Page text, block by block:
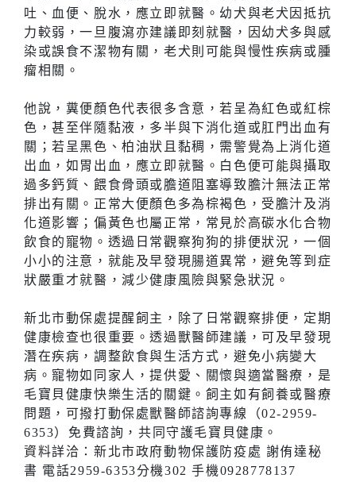
吐、血便、脫水，應立即就醫。幼犬與老犬因抵抗
力較弱，一旦腹瀉亦建議即刻就醫，因幼犬多與感
染或誤食不潔物有關，老犬則可能與慢性疾病或腫
瘤相關。
他說，糞便顏色代表很多含意，若呈為紅色或紅棕
色，甚至伴隨黏液，多半與下消化道或肛門出血有
關；若呈黑色、柏油狀且黏稠，需警覺為上消化道
出血，如胃出血，應立即就醫。白色便可能與攝取
過多鈣質、餵食骨頭或膽道阻塞導致膽汁無法正常
排出有關。正常大便顏色多為棕褐色，受膽汁及消
化道影響；偏黃色也屬正常，常見於高碳水化合物
飲食的寵物。透過日常觀察狗狗的排便狀況，一個
小小的注意，就能及早發現腸道異常，避免等到症
狀嚴重才就醫，減少健康風險與緊急狀況。
新北市動保處提醒飼主，除了日常觀察排便，定期
健康檢查也很重要。透過獸醫師建議，可及早發現
潛在疾病，調整飲食與生活方式，避免小病變大
病。寵物如同家人，提供愛、關懷與適當醫療，是
毛寶貝健康快樂生活的關鍵。飼主如有飼養或醫療
問題，可撥打動保處獸醫師諮詢專線（02-2959-
6353）免費諮詢，共同守護毛寶貝健康。
資料詳洽：新北市政府動物保護防疫處 謝侑達秘
書 電話2959-6353分機302 手機0928778137